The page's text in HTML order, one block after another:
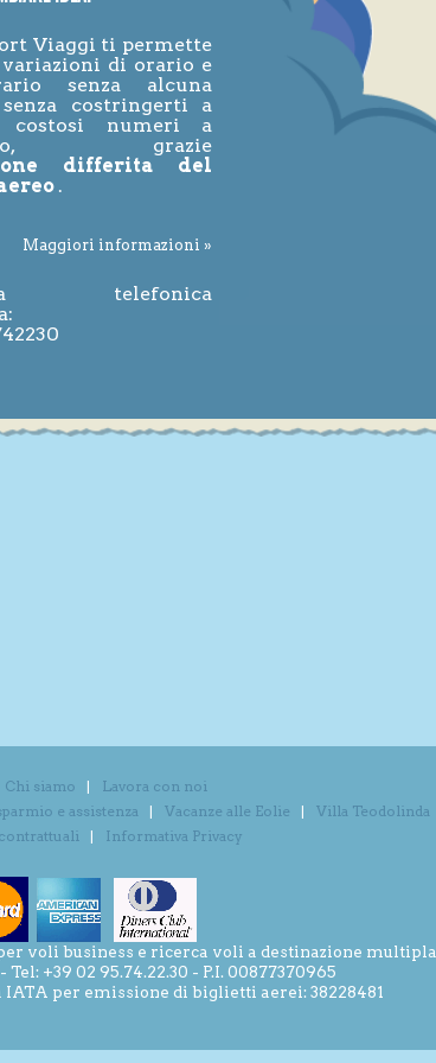
Viaggi ti permette
di orario e
senza alcuna
costringerti a
costosi numeri a
grazie
differita del
.
Maggiori informazioni »
telefonica
Chi siamo
Lavora con noi
e assistenza Vacanze alle Eolie
Villa Teodolinda
Informativa Privacy
voli business e ricerca voli a destinazione multipla
+39 02 95.74.22.30 - P.I. 00877370965
per emissione di biglietti aerei: 38228481